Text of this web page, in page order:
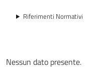
Riferimenti Normativi
Nessun dato presente.